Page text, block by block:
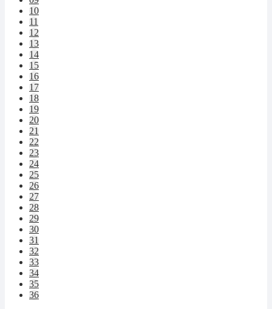
10
11
12
13
14
15
16
17
18
19
20
21
22
23
24
25
26
27
28
29
30
31
32
33
34
35
36